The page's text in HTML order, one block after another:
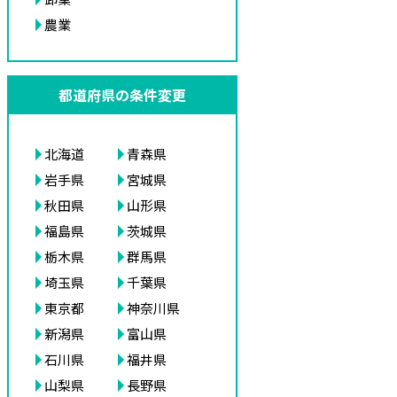
農業
都道府県の条件変更
北海道
青森県
岩手県
宮城県
秋田県
山形県
福島県
茨城県
栃木県
群馬県
埼玉県
千葉県
東京都
神奈川県
新潟県
富山県
石川県
福井県
山梨県
長野県